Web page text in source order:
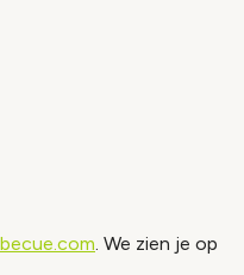
. We zien je op